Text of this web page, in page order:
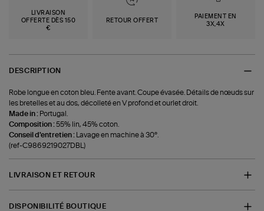
LIVRAISON
OFFERTE DÈS 150
€
RETOUR OFFERT
PAIEMENT EN
3X,4X
DESCRIPTION
Robe longue en coton bleu. Fente avant. Coupe évasée. Détails de nœuds sur
les bretelles et au dos, décolleté en V profond et ourlet droit.
Made in : Portugal.
Composition :55% lin, 45% coton.
Conseil d'entretien :
Lavage en machine à 30°.
(ref-C9869219027DBL)
LIVRAISON ET RETOUR
DISPONIBILITÉ BOUTIQUE